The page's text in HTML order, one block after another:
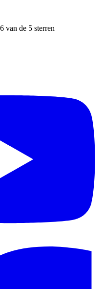
van de 5 sterren